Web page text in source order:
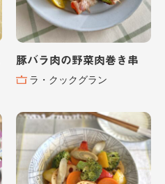
豚バラ肉の野菜肉巻き串
ラ・クックグラン